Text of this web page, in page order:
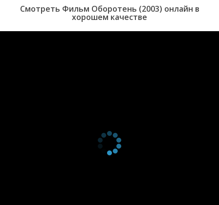
Смотреть Фильм Оборотень (2003) онлайн в
хорошем качестве